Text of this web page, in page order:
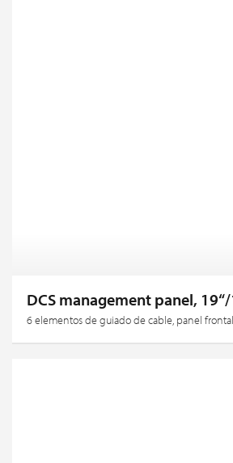
DCS management panel,
6 elementos de guiado de cable, panel